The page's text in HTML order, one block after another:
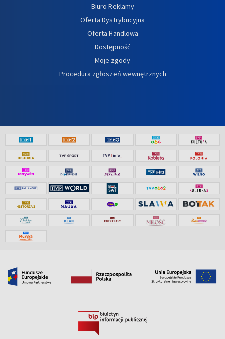
Biuro Reklamy
Oferta Dystrybucyjna
Oferta Handlowa
Dostępność
Moje zgody
Procedura zgłoszeń wewnętrznych